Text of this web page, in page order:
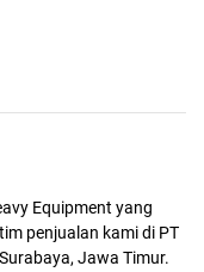
Equipment yang
penjualan kami di PT
Jawa Timur.